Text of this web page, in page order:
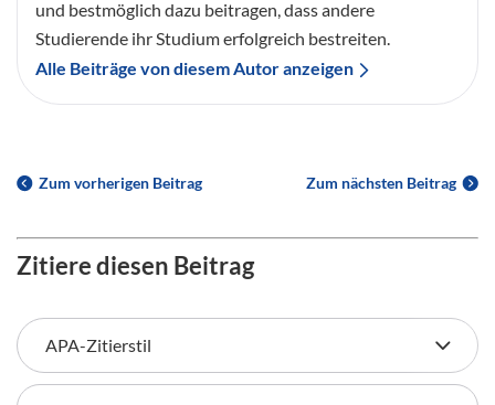
und bestmöglich dazu beitragen, dass andere
Studierende ihr Studium erfolgreich bestreiten.
Alle Beiträge von diesem Autor anzeigen
Zum vorherigen Beitrag Zum nächsten Beitrag
Zitiere diesen Beitrag